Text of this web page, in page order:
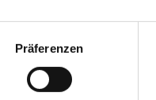
Präferenzen